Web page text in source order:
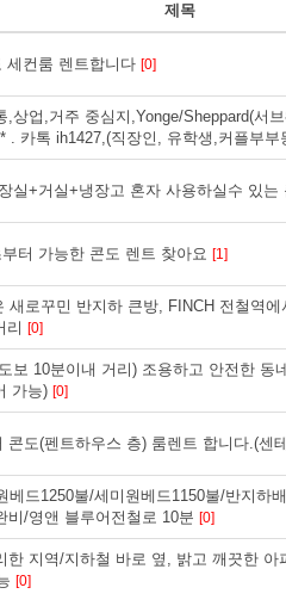
제목
세컨룸 렌트합니다 [0]
,상업,거주 중심지,Yonge/Sheppard(서
. 카톡 ih1427,(직장인, 유학생,커플부부
실+거실+냉장고 혼자 사용하실수 있는
터 가능한 콘도 렌트 찾아요 [1]
새로꾸민 반지하 큰방, FINCH 전철역
리 [0]
보 10분이내 거리) 조용하고 안전한 동
가능) [0]
콘도(펜트하우스 층) 룸렌트 합니다.(센
베드1250불/세미원베드1150불/반지하
비/영앤 블루어전철로 10분 [0]
한 지역/지하철 바로 옆, 밝고 깨끗한 아
[0]